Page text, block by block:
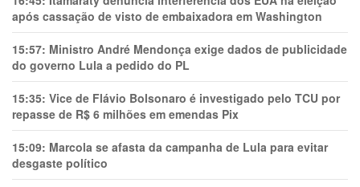
após cassação de visto de embaixadora em Washington
15:57: Ministro André Mendonça exige dados de publicidade
do governo Lula a pedido do PL
15:35: Vice de Flávio Bolsonaro é investigado pelo TCU por
repasse de R$ 6 milhões em emendas Pix
15:09: Marcola se afasta da campanha de Lula para evitar
desgaste político